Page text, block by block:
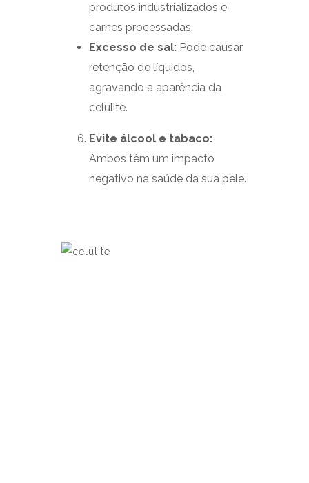
produtos industrializados e
carnes processadas.
Excesso de sal: Pode causar
retenção de líquidos,
agravando a aparência da
celulite.
Evite álcool e tabaco:
Ambos têm um impacto
negativo na saúde da sua pele.